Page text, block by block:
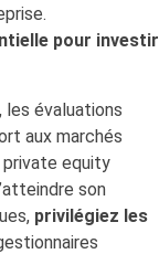
pour investir
évaluations
aux marchés
private equity
son
privilégiez les